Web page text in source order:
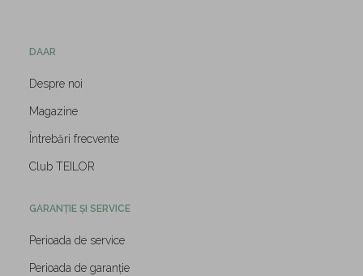
DAAR
Despre noi
Magazine
Întrebări frecvente
Club TEILOR
GARANȚIE ȘI SERVICE
Perioada de service
Perioada de garanție